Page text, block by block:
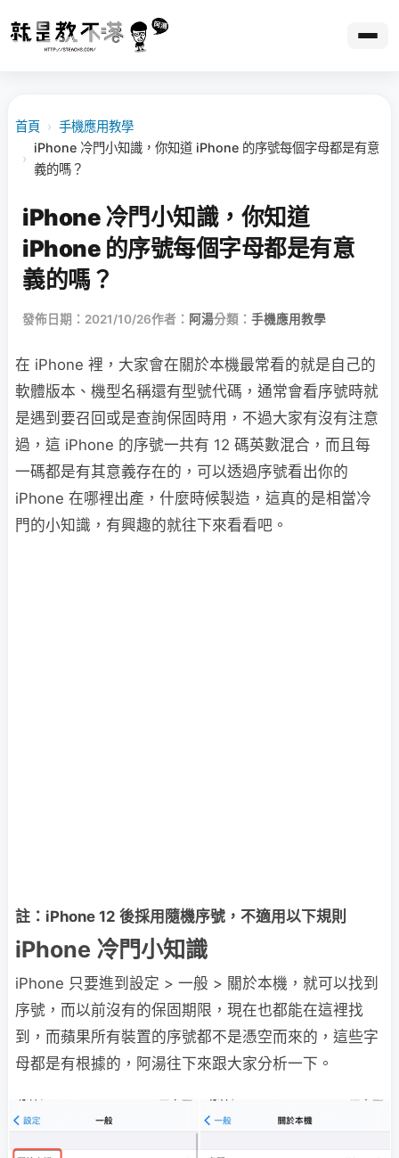
首頁 › 手機應用教學
›
iPhone 冷門小知識，你知道 iPhone 的序號每個字母都是有意
義的嗎？
iPhone 冷門小知識，你知道
iPhone 的序號每個字母都是有意
義的嗎？
發佈日期：2021/10/26作者： 阿湯分類： 手機應用教學
在 iPhone 裡，大家會在關於本機最常看的就是自己的
軟體版本、機型名稱還有型號代碼，通常會看序號時就
是遇到要召回或是查詢保固時用，不過大家有沒有注意
過，這 iPhone 的序號一共有 12 碼英數混合，而且每
一碼都是有其意義存在的，可以透過序號看出你的
iPhone 在哪裡出產，什麼時候製造，這真的是相當冷
門的小知識，有興趣的就往下來看看吧。
註：iPhone 12 後採用隨機序號，不適用以下規則
iPhone 冷門小知識
iPhone 只要進到設定 > 一般 > 關於本機，就可以找到
序號，而以前沒有的保固期限，現在也都能在這裡找
到，而蘋果所有裝置的序號都不是憑空而來的，這些字
母都是有根據的，阿湯往下來跟大家分析一下。